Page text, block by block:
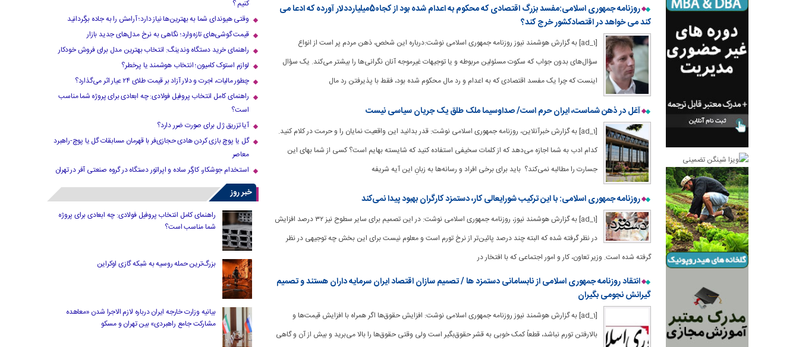
روزنامه جمهوری اسلامی:مفسد بزرگ اقتصادی که محکوم به اعدام شده بود از کجا50میلیارددلار آورده که ادعا می
کند می خواهد در اقتصادکشور خرج کند؟
[ad_1] به گزارش هوشمند نیوز روزنامه جمهوری اسلامی نوشت:درباره این شخص، ذهن مردم پر است از انواع
سؤال‌های بدون جواب که سکوت مسئولین مربوطه و یا توجیهات غیرموجه آنان نگرانی‌ها را بیشتر می‌کند. یک سؤال
اینست که چرا یک مفسد اقتصادی که به اعدام و رد مال محکوم شده بود، فقط با پذیرفتن رد مال
آغل در ذهن شماست، ایران حرم است/ صداوسیما ملک طلق یک جریان سیاسی نیست
[ad_1] به گزارش خبرآنلاین، روزنامه جمهوری اسلامی نوشت: قدر بدانید این واقعیت نمایان را و حرمت در کلام کنید.
کدام ادب به شما اجازه می‌دهد که از کلمات سخیفی استفاده کنید که شایسته بهایم است؟ کسی از شما بهای این
جسارت را مطالبه نمی‌کند؟ باید برای برخی افراد و رسانه‌ها به زبانِ این آیه شریفه
روزنامه جمهوری اسلامی: با این ترکیب شورایعالی کار، دستمزد کارگران بهبود پیدا نمی‌کند
[ad_1] به گزارش هوشمند نیوز، روزنامه جمهوری اسلامی نوشت: در این تصمیم برای سایر سطوح نیز ۳۲ درصد افزایش
در نظر گرفته شده که البته چند درصد پائین‌تر از نرخ تورم است و معلوم نیست برای این بخش چه توجیهی در نظر
گرفته شده است. وزیر تعاون، کار و امور اجتماعی که با افتخار در
انتقاد روزنامه جمهوری اسلامی از نابسامانی دستمزد ها / تصمیم سازان اقتصاد ایران سرمایه داران هستند و تصمیم
گیرانش نجومی بگیران
[ad_1] به گزارش هوشمند نیوز روزنامه جمهوری اسلامی نوشت: افزایش حقوق‌ها اگر همراه با افزایش قیمت‌ها و
بالارفتن تورم نباشد، قطعاً کمک خوبی به قشر حقوق‌بگیر است ولی وقتی حقوق‌ها را بالا می‌برید و بیش از آن و گاهی
کنیم ؟
وقتی هیوندای شما به بهترین‌ها نیاز دارد؛ آرامش را به جاده برگردانید
قیمت گوشی‌های تازه‌وارد؛ نگاهی به نرخ مدل‌های جدید بازار
راهنمای خرید دستگاه وندینگ: انتخاب بهترین مدل برای فروش خودکار
لوازم استوک کامیون؛ انتخاب هوشمند یا پرخطر؟
چطور مالیات، اجرت و دلار آزاد بر قیمت طلای ۲۴ عیار اثر می‌گذارد؟
راهنمای کامل انتخاب پروفیل فولادی: چه ابعادی برای پروژه شما مناسب
است؟
آیا تزریق ژل برای صورت ضرر دارد​؟
گل یا پوچ بازی کردن هادی حجازی‌فر با قهرمان مسابقات گل یا پوچ-راهبرد
معاصر
استخدام جوشکار، کارگر ساده و اپراتور دستگاه در گروه صنعتی آفر در تهران
خبر روز
راهنمای کامل انتخاب پروفیل فولادی: چه ابعادی برای پروژه
شما مناسب است؟
بزرگ‌ترین حمله روسیه به شبکه گازی اوکراین
بیانیه وزارت خارجه ایران درباره لازم‌ الاجرا شدن «معاهده
مشارکت جامع راهبردی» بین تهران و مسکو